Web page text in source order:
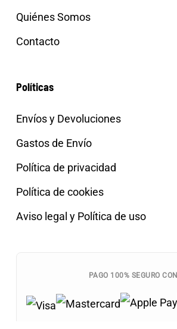
Quiénes Somos
Contacto
Políticas
Envíos y Devoluciones
Gastos de Envío
Política de privacidad
Política de cookies
Aviso legal y Política de uso
PAGO 100% SEGURO CON